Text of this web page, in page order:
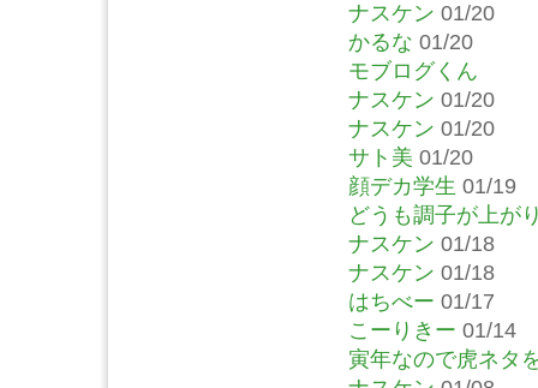
ナスケン 01/20
かるな 01/20
モブログくん
ナスケン 01/20
ナスケン 01/20
サト美 01/20
顔デカ学生 01/19
どうも調子が上が
ナスケン 01/18
ナスケン 01/18
はちべー 01/17
こーりきー 01/14
寅年なので虎ネタ